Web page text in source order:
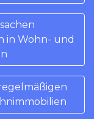
in Wohn- und